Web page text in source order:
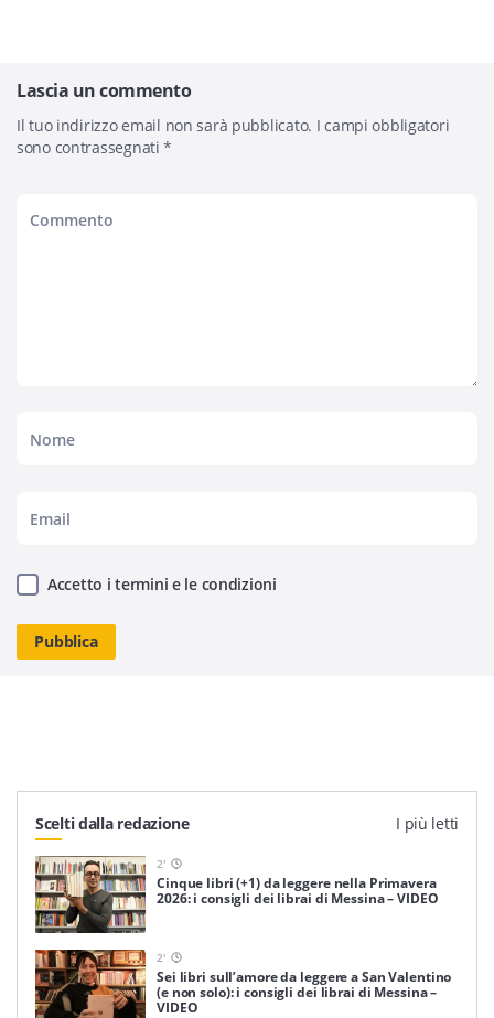
Lascia un commento
Il tuo indirizzo email non sarà pubblicato. I campi obbligatori
sono contrassegnati*
Accetto i termini e le condizioni
Scelti dalla redazione I più letti
2'
Cinque libri (+1) da leggere nella Primavera
2026: i consigli dei librai di Messina – VIDEO
2'
Sei libri sull’amore da leggere a San Valentino
(e non solo): i consigli dei librai di Messina –
VIDEO